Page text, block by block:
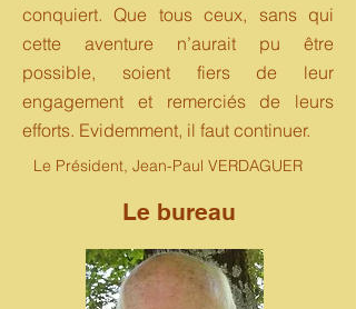
conquiert. Que tous ceux, sans qui
cette aventure n’aurait pu être
possible, soient fiers de leur
engagement et remerciés de leurs
efforts. Evidemment, il faut continuer.
Le Président, Jean-Paul VERDAGUER
Le bureau